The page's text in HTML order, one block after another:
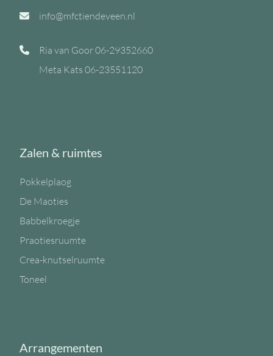
info@mfctiendeveen.nl
Ria van Goor06-29352660
Meta Kats 06-23551120
Zalen & ruimtes
Pokkelplaog
De Maoties
Babbelkroegje
Praotiesruumte
Crea-knutselruumte
Toneel
Arrangementen